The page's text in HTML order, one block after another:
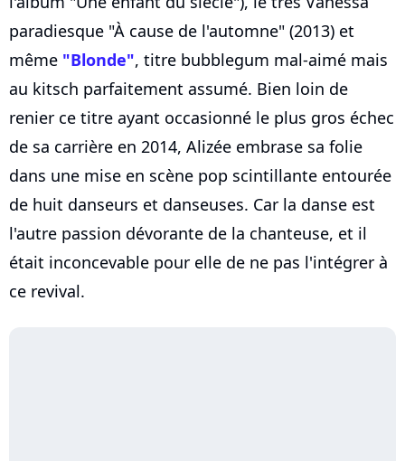
paradiesque "À cause de l'automne" (2013) et
même "Blonde", titre bubblegum mal-aimé mais
au kitsch parfaitement assumé. Bien loin de
renier ce titre ayant occasionné le plus gros échec
de sa carrière en 2014, Alizée embrase sa folie
dans une mise en scène pop scintillante entourée
de huit danseurs et danseuses. Car la danse est
l'autre passion dévorante de la chanteuse, et il
était inconcevable pour elle de ne pas l'intégrer à
ce revival.